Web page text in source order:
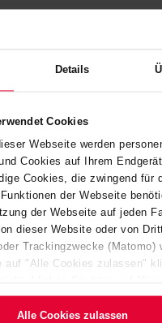
Details
Cookies
Webseite werden
Cookies auf Ihrem
Cookies, die zwingend für
der Webseite
der Webseite auf jeden
dieser Website oder von
Trackingzwecke (Matomo)
auf "Alle Cookies zulassen"
Mehr dazu (einschließlich
zu ändern oder zu
Alle Cookies zulassen
B
für weichgummierte
fichier: 93 Ko | Format de